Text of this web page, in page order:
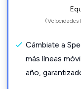
(Velocidades
Cámbiate a
más líneas
año,